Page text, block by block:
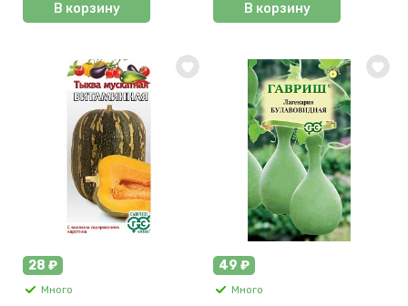
В корзину В корзину
28 ₽
Много
49 ₽
Много